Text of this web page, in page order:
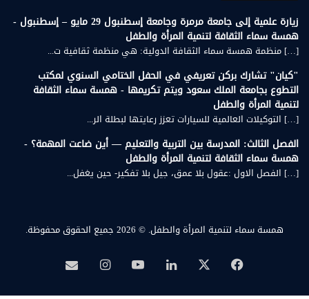
زيارة علمية إلى جامعة مرمرة وجامعة إسطنبول 29 مايو – إسطنبول -
همسة سماء الثقافة لتنمية المرأة والطفل
[…] منظمة همسة سماء الثقافة الدولية: هي منظمة ثقافية ت...
"كيان" تشارك بركن تعريفي في الحفل الختامي السنوي لمكتب
التطوع بجامعة الملك سعود ويتم تكريمها - همسة سماء الثقافة
لتنمية المرأة والطفل
[…] التوكيلات العالمية للسيارات تعزز رعايتها لبطلة الر...
الفصل الثالث: المدرسة بين التربية والتعليم — أين ضاعت المهمة؟ -
همسة سماء الثقافة لتنمية المرأة والطفل
[…] الفصل الاول :عقول بلا عمق، جيل بلا تفكير- حين يغفل...
همسة سماء لتنمية المرأة والطفل. © 2026 جميع الحقوق محفوظة.
فيسبوك لينكدإن‫YouTubeانستقرامبريد